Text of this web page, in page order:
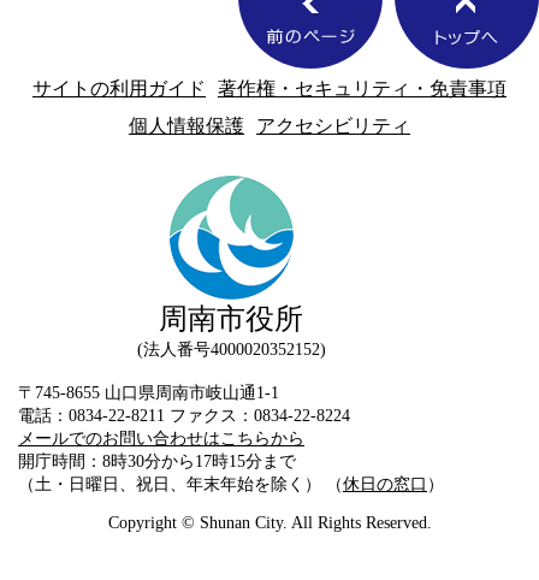
サイトの利用ガイド
著作権・セキュリティ・免責事項
個人情報保護
アクセシビリティ
周南市役所
法人番号4000020352152
〒745-8655 山口県周南市岐山通1-1
電話：0834-22-8211 ファクス：0834-22-8224
メールでのお問い合わせはこちらから
開庁時間：8時30分から17時15分まで
（土・日曜日、祝日、年末年始を除く） （休日の窓口 ）
Copyright © Shunan City. All Rights Reserved.